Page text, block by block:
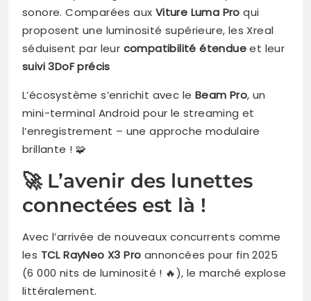
sonore. Comparées aux Viture Luma Pro qui
proposent une luminosité supérieure, les Xreal
séduisent par leur compatibilité étendueet leur
suivi 3DoF précis
L’écosystème s’enrichit avec le Beam Pro, un
mini-terminal Android pour le streaming et
l’enregistrement – une approche modulaire
brillante ! 🧩
🚀 L’avenir des lunettes
connectées est là !
Avec l’arrivée de nouveaux concurrents comme
les TCL RayNeo X3 Pro annoncées pour fin 2025
(6 000 nits de luminosité ! 🔥), le marché explose
littéralement.